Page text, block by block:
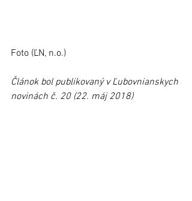
Foto (ĽN, n.o.)
Článok bol publikovaný v Ľubovnianskych
novinách č. 20 (22. máj 2018)